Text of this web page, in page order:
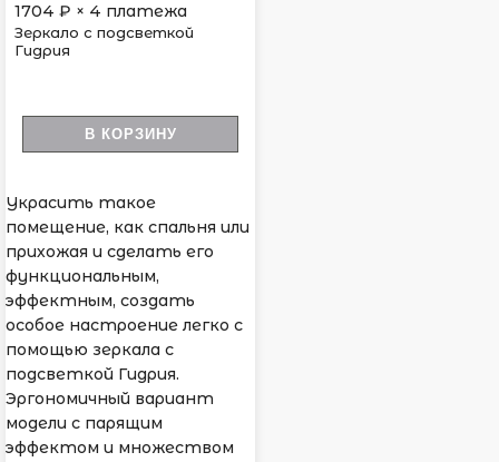
1704 ₽ × 4 платежа
Зеркало с подсветкой
Гидрия
В КОРЗИНУ
Украсить такое
помещение, как спальня или
прихожая и сделать его
функциональным,
эффектным, создать
особое настроение легко с
помощью зеркала с
подсветкой Гидрия.
Эргономичный вариант
модели с парящим
эффектом и множеством